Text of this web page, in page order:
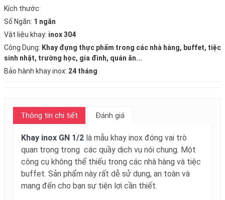
Kích thước:
Số Ngăn: 1 ngăn
Vật liệu khay: inox 304
Công Dụng: Khay đựng thực phẩm trong các nhà hàng, buffet, tiệc
sinh nhật, trường học, gia đình, quán ăn...
Bảo hành khay inox: 24 tháng
Thông tin chi tiết Đánh giá
Khay inox GN 1/2 là mẫu khay inox đóng vai trò
quan trọng trong các quầy dịch vụ nói chung. Một
công cụ không thể thiếu trong các nhà hàng và tiệc
buffet. Sản phẩm này rất dễ sử dụng, an toàn và
mang đến cho bạn sự tiện lợi cần thiết.